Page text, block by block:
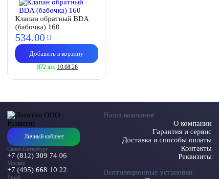
Клапан обратный BDA
(бабочка) 160
534.00
Добавить в корзину
872 шт. 10.08.26
Личный кабинет
Санкт-Петербург
+7 (812) 309 74 06
Москва
+7 (495) 668 10 22
Email
Наша компания
О компании
Гарантия и сервис
Доставка и способы оплаты
Контакты
Реквизиты
Вентиляционные установки